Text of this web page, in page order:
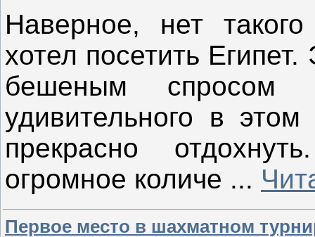
Наверное, нет
хотел посетить
бешеным спросом
удивительного в
прекрасно
огромное количе ...
Первое место в шахматном